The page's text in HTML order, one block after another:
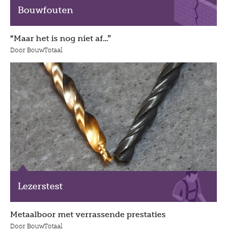
Bouwfouten
“Maar het is nog niet af…”
Door BouwTotaal
Lezerstest
Metaalboor met verrassende prestaties
Door BouwTotaal